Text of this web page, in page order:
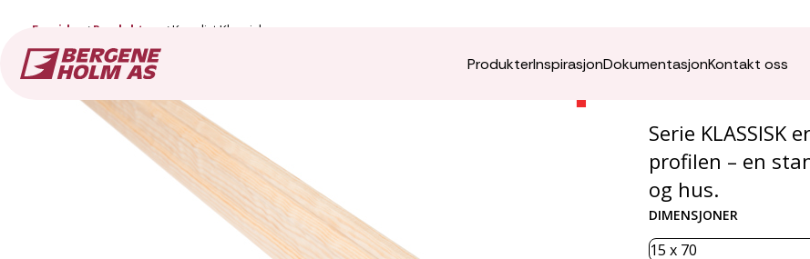
ProdukterInspirasjonDokumentasjonKontakt oss
Forside Produkter Karmlist Klassisk
Serie
profilen – en
og hus.
DIMENSJONER